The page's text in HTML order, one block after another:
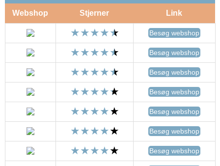
Webshop Stjerner Link
Besøg webshop
Besøg webshop
Besøg webshop
Besøg webshop
Besøg webshop
Besøg webshop
Besøg webshop